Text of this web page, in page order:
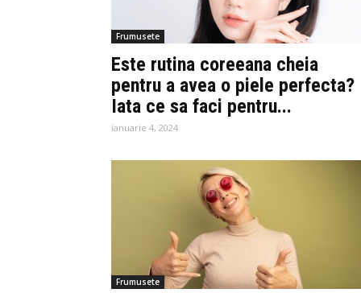
Frumusete
Este rutina coreeana cheia
pentru a avea o piele perfecta?
Iata ce sa faci pentru...
ianuarie 4, 2024
Frumusete